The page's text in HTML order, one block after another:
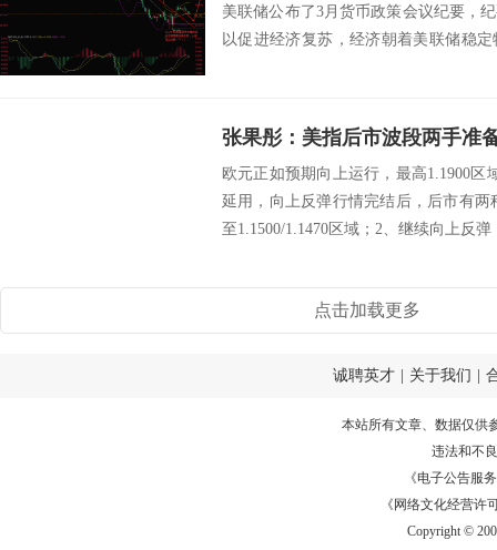
美联储公布了3月货币政策会议纪要，
以促进经济复苏，经济朝着美联储稳
张果彤：美指后市波段两手准
欧元正如预期向上运行，最高1.1900
延用，向上反弹行情完结后，后市有两
至1.1500/1.1470区域；2、继续向上反弹
点击加载更多
诚聘英才 关于我们
本站所有文章、数据仅供
违法和不
《电子公告服务
《网络文化经营许
Copyright ©